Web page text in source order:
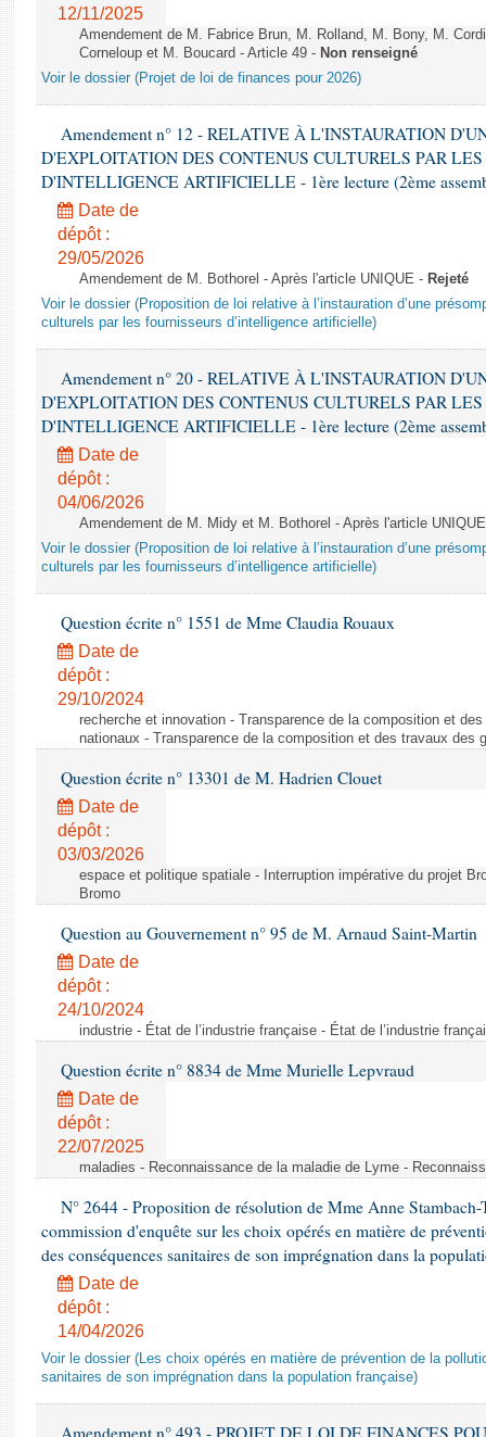
Baromètre de l’application des lois
Dossiers législatifs
Questions écrites et orales
Comptes rendus des débats
12/11/2025
Amendement de M. Fabrice Brun, M. Rolland, M. Bony, M.
Corneloup et M. Boucard - Article 49 - Non renseigné
Voir le dossier (Projet de loi de finances pour 2026)
Amendement n° 12 - RELATIVE À L'INSTAURATION
D'EXPLOITATION DES CONTENUS CULTURELS PAR LES
D'INTELLIGENCE ARTIFICIELLE - 1ère lecture (2ème
Date de
dépôt :
29/05/2026
Amendement de M. Bothorel - Après l'article UNIQUE - Rejeté
Voir le dossier (Proposition de loi relative à l’instauration d’une
culturels par les fournisseurs d’intelligence artificielle)
Amendement n° 20 - RELATIVE À L'INSTAURATION
D'EXPLOITATION DES CONTENUS CULTURELS PAR LES
D'INTELLIGENCE ARTIFICIELLE - 1ère lecture (2ème
Date de
dépôt :
04/06/2026
Amendement de M. Midy et M. Bothorel - Après l'article
Voir le dossier (Proposition de loi relative à l’instauration d’une
culturels par les fournisseurs d’intelligence artificielle)
Question écrite n° 1551 de Mme Claudia Rouaux
Date de
dépôt :
29/10/2024
recherche et innovation - Transparence de la composition et
nationaux - Transparence de la composition et des travaux des
Question écrite n° 13301 de M. Hadrien Clouet
Date de
dépôt :
03/03/2026
espace et politique spatiale - Interruption impérative du projet
Bromo
Question au Gouvernement n° 95 de M. Arnaud Saint-Martin
Date de
dépôt :
24/10/2024
industrie - État de l’industrie française - État de l’industrie
Question écrite n° 8834 de Mme Murielle Lepvraud
Date de
dépôt :
22/07/2025
maladies - Reconnaissance de la maladie de Lyme -
N° 2644 - Proposition de résolution de Mme Anne
commission d'enquête sur les choix opérés en matière de
des conséquences sanitaires de son imprégnation dans la
Date de
dépôt :
14/04/2026
Voir le dossier (Les choix opérés en matière de prévention de la
sanitaires de son imprégnation dans la population française)
Amendement n° 493 - PROJET DE LOI DE FINANCES